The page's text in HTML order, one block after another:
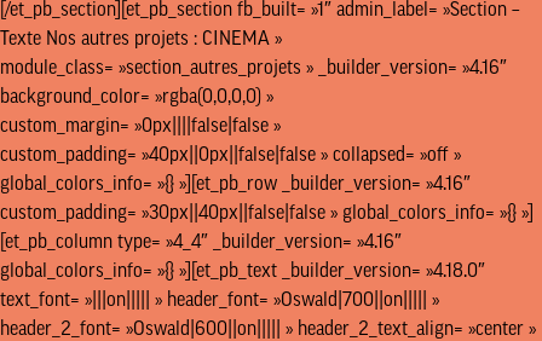
contact@lesaliens.com
Éric Pastol –01 49 65 10 30
18, rue de Saisset – 92120 Montrouge
[/et_pb_section][et_pb_section fb_built= »1″ admin_label= »Section –
Texte Nos autres projets : CINEMA »
module_class= »section_autres_projets » _builder_version= »4.16″
background_color= »rgba(0,0,0,0) »
custom_margin= »0px||||false|false »
custom_padding= »40px||0px||false|false » collapsed= »off »
global_colors_info= »{} »][et_pb_row _builder_version= »4.16″
custom_padding= »30px||40px||false|false » global_colors_info= »{} »]
[et_pb_column type= »4_4″ _builder_version= »4.16″
global_colors_info= »{} »][et_pb_text _builder_version= »4.18.0″
text_font= »|||on||||| » header_font= »Oswald|700||on||||| »
header_2_font= »Oswald|600||on||||| » header_2_text_align= »center »